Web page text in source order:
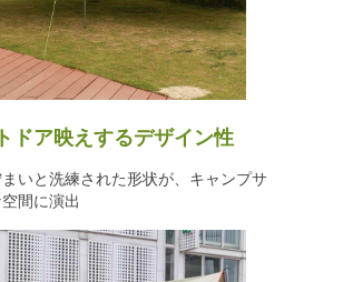
ドア映えするデザイン性
いと洗練された形状が、キャンプサ
間に演出